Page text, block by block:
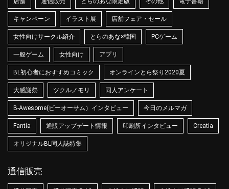
キャンペーン イラスト展 店舗フェア・セール
女性向けサークル紹介 とらのあな×韓国 PCゲーム
一般ゲーム 女性向け アプリ
BL初心者におすすめコミック オンラインとら祭り2020夏
大感謝祭 ツクルノモリ 同人アンケート
B-Awesome(ビーオーサム）インタビュー 今日のメルマガ
Fantia 通販アップデート情報 印刷所インタビュー Creatia
オリジナルBL同人誌特集
通信販売